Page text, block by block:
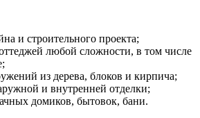
и строительного проекта;
любой сложности, в том числе
из дерева, блоков и кирпича;
и внутренней отделки;
домиков, бытовок, бани.